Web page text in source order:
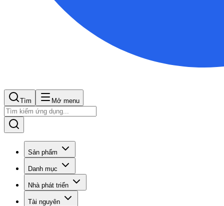
Tìm Mở menu
Sản phẩm
Danh mục
Nhà phát triển
Tài nguyên